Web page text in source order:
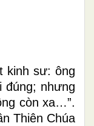
kinh sư: ông
đúng; nhưng
còn xa…”.
Thiên Chúa